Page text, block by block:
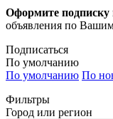
Оформите подписку
объявления по
Подписаться
По умолчанию
По умолчанию По
Фильтры
Город или регион